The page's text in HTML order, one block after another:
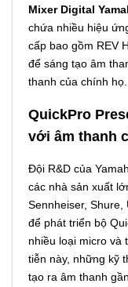
Mixer Digital
chứa nhiều hiệu
cấp bao gồm REV
để sáng tạo âm
thanh của chính họ.
QuickPro
với âm thanh
Đội R&D của
các nhà sản xuất
Sennheiser, Shure,
để phát triển bộ
nhiều loại micro và
tiễn này, những kỹ
tạo ra âm thanh